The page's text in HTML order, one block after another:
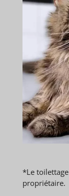
*Le
propriétaire.